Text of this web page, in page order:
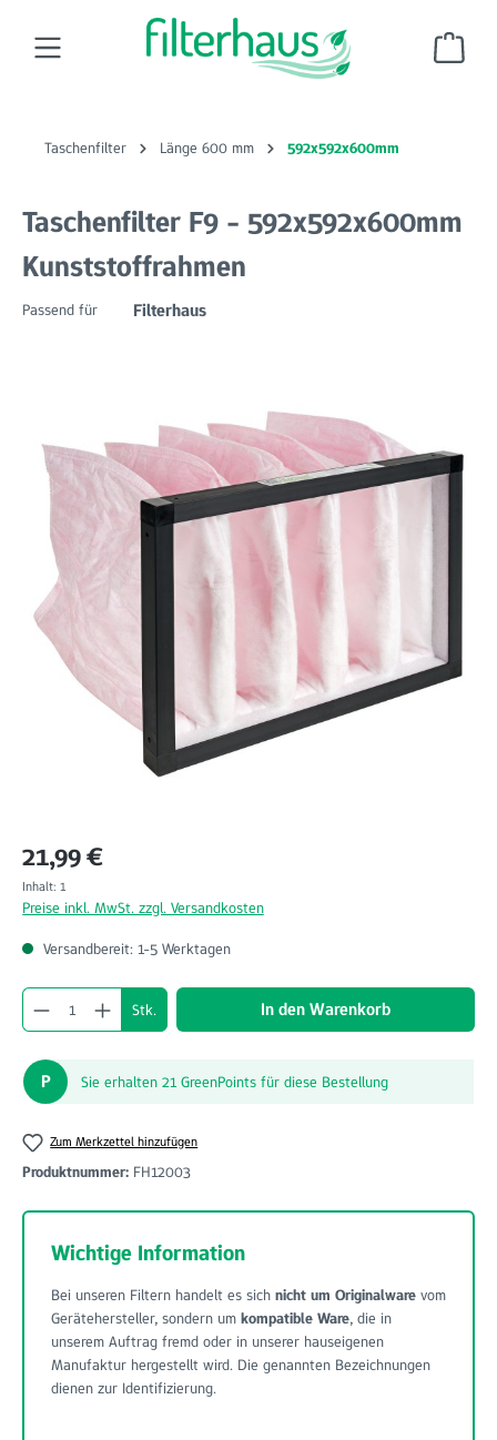
Zum Hauptinhalt springen
Taschenfilter Länge 600 mm 592x592x600mm
Taschenfilter F9 - 592x592x600mm
Kunststoffrahmen
Passend für Filterhaus
Regulärer Preis:
21,99 €
Inhalt: 1
Preise inkl. MwSt. zzgl. Versandkosten
Versandbereit: 1-5 Werktagen
Produkt Anzahl: Gib den gewünschten Wert
Stk. In den Warenkorb
P Sie erhalten 21 GreenPoints für diese Bestellung
Zum Merkzettel hinzufügen
Produktnummer: FH12003
Wichtige Information
Bei unseren Filtern handelt es sich nicht um Originalware vom
Gerätehersteller, sondern um kompatible Ware, die in
unserem Auftrag fremd oder in unserer hauseigenen
Manufaktur hergestellt wird. Die genannten Bezeichnungen
dienen zur Identifizierung.